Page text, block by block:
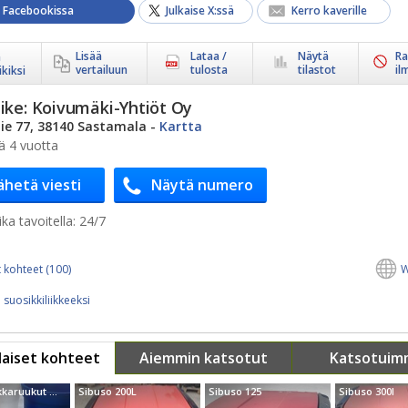
Facebookissa Julkaise X:ssä Kerro kaverille
Lisää
vertailuun
Lataa /
tulosta
Näytä
tilastot
Koivumäki-Yhtiöt Oy
77, 38140 Sastamala - Kartta
4 vuotta
viesti Näytä numero
tavoitella: 24/7
kohteet (100)
suosikkiliikkeeksi
kohteet Aiemmin katsotut
Sibuso kukkaruukut 100l ja 450l Sibuso 200L Sibuso 125 Sibuso 300l